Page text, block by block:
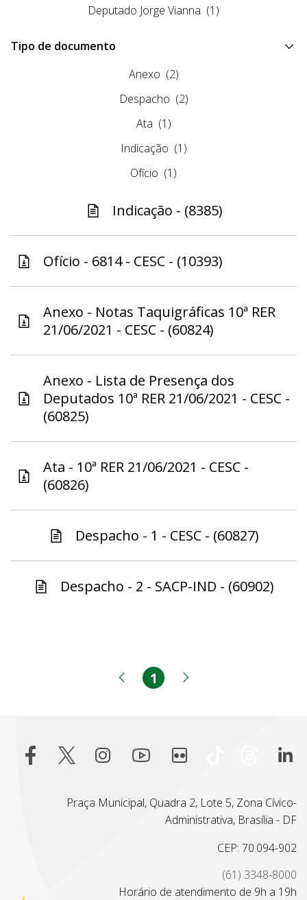
Deputado Jorge Vianna (1)
Tipo de documento
Anexo (2)
Despacho (2)
Ata (1)
Indicação (1)
Ofício (1)
Indicação - (8385)
Ofício - 6814 - CESC - (10393)
Anexo - Notas Taquigráficas 10ª RER
21/06/2021 - CESC - (60824)
Anexo - Lista de Presença dos
Deputados 10ª RER 21/06/2021 - CESC -
(60825)
Ata - 10ª RER 21/06/2021 - CESC -
(60826)
Despacho - 1 - CESC - (60827)
Despacho - 2 - SACP-IND - (60902)
Página anterior
Página
1
Praça Municipal, Quadra 2, Lote 5, Zona Cívico-
Administrativa, Brasília - DF
CEP: 70.094-902
(61) 3348-8000
Horário de atendimento de 9h a 19h